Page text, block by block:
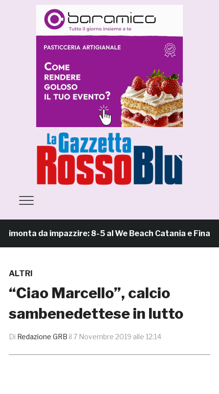
da impazzire: 8-5 al We Beach Catania e Finale
ALTRI
“Ciao Marcello”, calcio
sambenedettese in lutto
Di Redazione GRB il 7 Novembre 2019 alle 12:14